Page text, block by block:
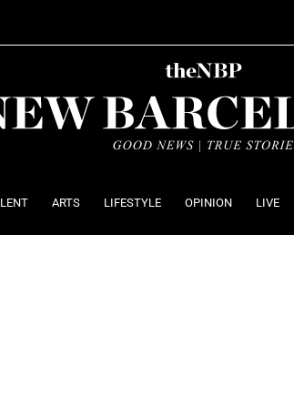
ARTS LIFESTYLE OPINION LIVE